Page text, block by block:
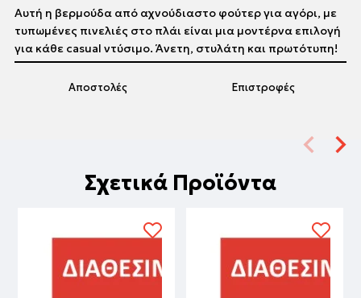
Αποστολές Επιστροφές
Αυτή η βερμούδα από αχνούδιαστο φούτερ για αγόρι, με
τυπωμένες πινελιές στο πλάι είναι μια μοντέρνα επιλογή
για κάθε casual ντύσιμο. Άνετη, στυλάτη και πρωτότυπη!
Σχετικά Προϊόντα